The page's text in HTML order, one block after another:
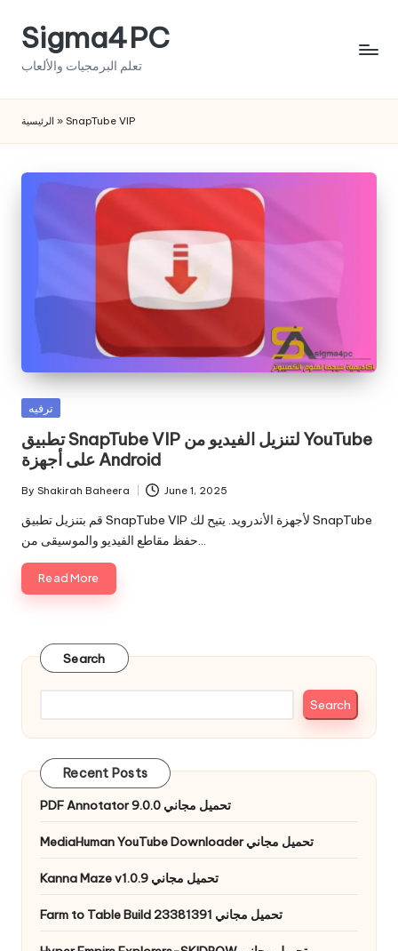
SkipSigma4PC
تعلم البرمجيات والألعاب
الرئيسية » SnapTube VIP
Posted
ترفيه
تطبيق SnapTube VIP لتنزيل الفيديو من YouTube
على أجهزة Android
Posted
by
By Shakirah Baheera June 1, 2025
قم بتنزيل تطبيق SnapTube VIP لأجهزة الأندرويد. يتيح لك SnapTube
حفظ مقاطع الفيديو والموسيقى من…
Read More
Search
Search
Recent Posts
PDF Annotator 9.0.0 تحميل مجاني
MediaHuman YouTube Downloader تحميل مجاني
Kanna Maze v1.0.9 تحميل مجاني
Farm to Table Build 23381391 تحميل مجاني